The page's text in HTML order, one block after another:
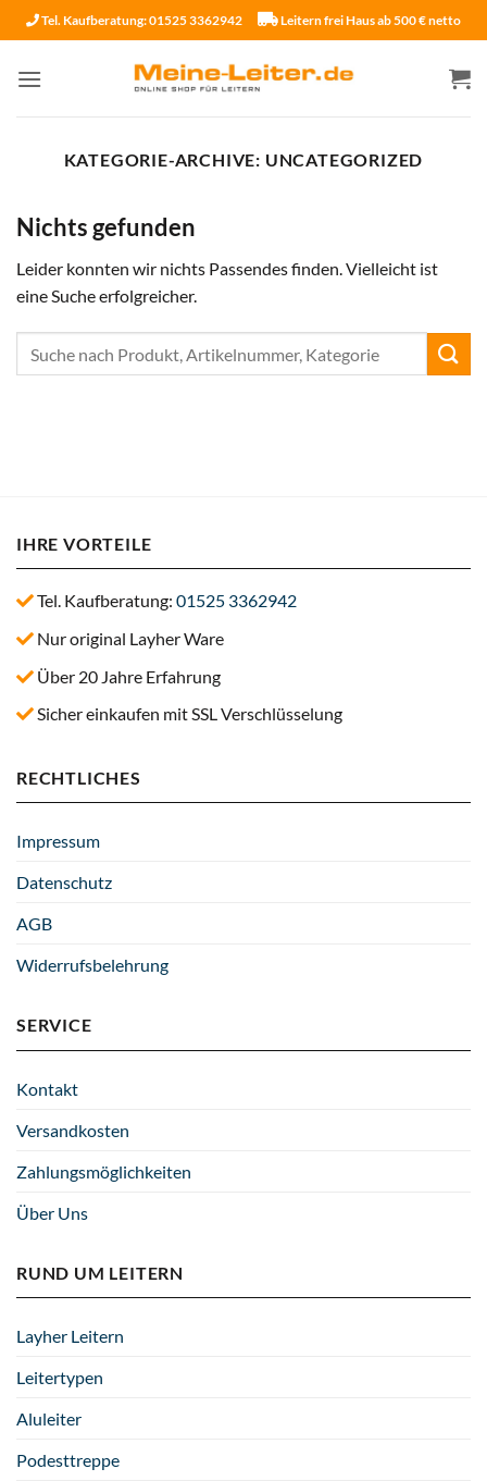
Inhalt
springen
Tel. Kaufberatung: 01525 3362942 Leitern frei Haus ab 500 € netto
KATEGORIE-ARCHIVE: UNCATEGORIZED
Nichts gefunden
Leider konnten wir nichts Passendes finden. Vielleicht ist
eine Suche erfolgreicher.
IHRE VORTEILE
Tel. Kaufberatung: 01525 3362942
Nur original Layher Ware
Über 20 Jahre Erfahrung
Sicher einkaufen mit SSL Verschlüsselung
RECHTLICHES
Impressum
Datenschutz
AGB
Widerrufsbelehrung
SERVICE
Kontakt
Versandkosten
Zahlungsmöglichkeiten
Über Uns
RUND UM LEITERN
Layher Leitern
Leitertypen
Aluleiter
Podesttreppe